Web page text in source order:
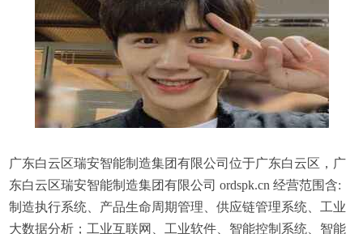
广东白云区瑞安智能制造集团有限公司位于广东白云区，广
东白云区瑞安智能制造集团有限公司 ordspk.cn 经营范围含:
制造执行系统、产品生命周期管理、供应链管理系统、工业
大数据分析；工业互联网、工业软件、智能控制系统、智能